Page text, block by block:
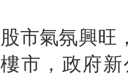
股市氣氛興旺
樓市，政府